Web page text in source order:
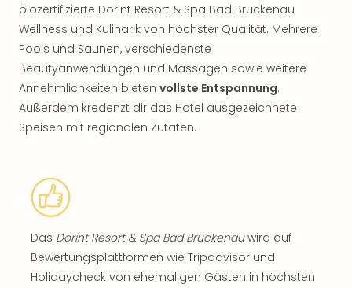
biozertifizierte Dorint Resort & Spa Bad Brückenau
Wellness und Kulinarik von höchster Qualität. Mehrere
Pools und Saunen, verschiedenste
Beautyanwendungen und Massagen sowie weitere
Annehmlichkeiten bieten vollste Entspannung.
Außerdem kredenzt dir das Hotel ausgezeichnete
Speisen mit regionalen Zutaten.
Das Dorint Resort & Spa Bad Brückenauwird auf
Bewertungsplattformen wie Tripadvisor und
Holidaycheck von ehemaligen Gästen in höchsten